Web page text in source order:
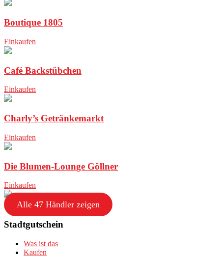
Boutique 1805
Einkaufen
Café Backstübchen
Einkaufen
Charly’s Getränkemarkt
Einkaufen
Die Blumen-Lounge Göllner
Einkaufen
Alle 47 Händler zeigen
Stadtgutschein
Was ist das
Kaufen